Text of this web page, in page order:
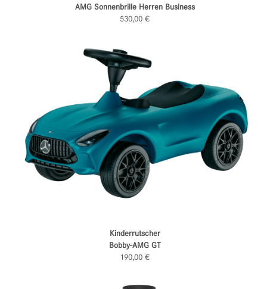
AMG Sonnenbrille Herren Business
530,00 €
Kinderrutscher
Bobby-AMG GT
190,00 €